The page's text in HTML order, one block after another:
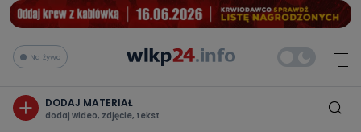
Na żywo
DODAJ MATERIAŁ
dodaj wideo, zdjęcie, tekst